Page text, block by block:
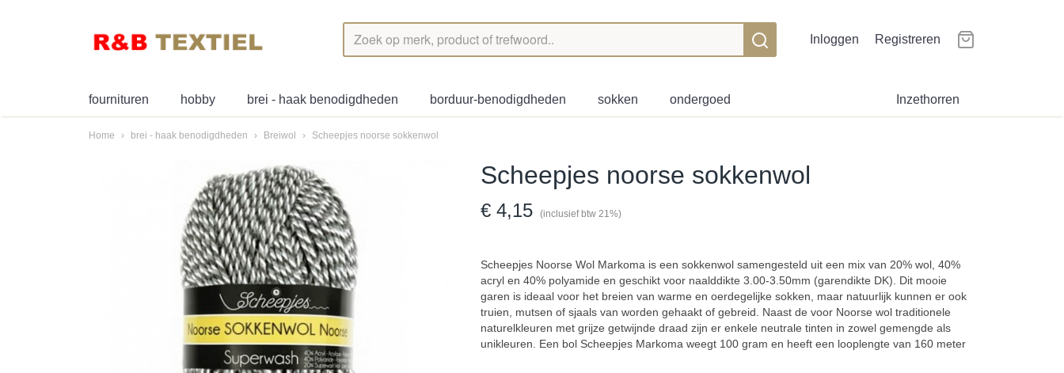
Inloggen Registreren
Inzethorren
fournituren hobby brei - haak benodigdheden borduur-benodigdheden sokken ondergoed
Home › brei - haak benodigdheden › Breiwol › Scheepjes noorse sokkenwol
Scheepjes noorse sokkenwol
€ 4,15 (inclusief btw 21%)
Scheepjes Noorse Wol Markoma is een sokkenwol samengesteld uit een mix van 20% wol, 40%
acryl en 40% polyamide en geschikt voor naalddikte 3.00-3.50mm (garendikte DK). Dit mooie
garen is ideaal voor het breien van warme en oerdegelijke sokken, maar natuurlijk kunnen er ook
truien, mutsen of sjaals van worden gehaakt of gebreid. Naast de voor Noorse wol traditionele
naturelkleuren met grijze getwijnde draad zijn er enkele neutrale tinten in zowel gemengde als
unikleuren. Een bol Scheepjes Markoma weegt 100 gram en heeft een looplengte van 160 meter